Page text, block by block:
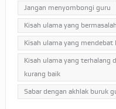
Jangan menyombongi guru
Kisah ulama yang
Kisah ulama yang mendebat
Kisah ulama yang terhalang
kurang baik
Sabar dengan akhlak buruk